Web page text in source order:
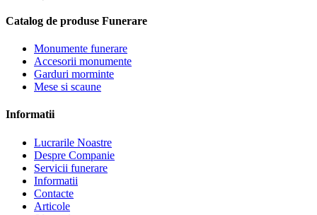
Catalog de produse Funerare
Monumente funerare
Accesorii monumente
Garduri morminte
Mese si scaune
Informatii
Lucrarile Noastre
Despre Companie
Servicii funerare
Informatii
Contacte
Articole